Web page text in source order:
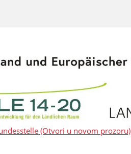
(Otvori u novom prozoru)